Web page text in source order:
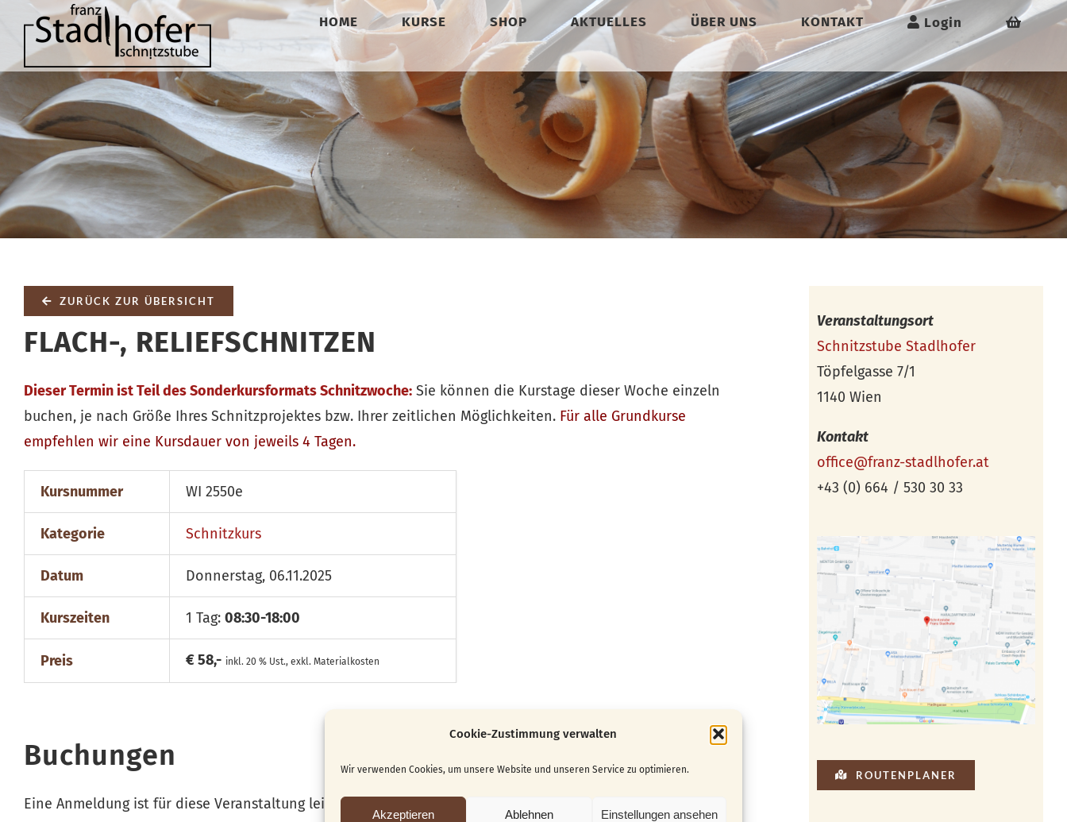
Cookie-Zustimmung verwalten
Wir verwenden Cookies, um unsere Website und unseren Service zu optimieren.
Akzeptieren Ablehnen Einstellungen ansehen
Inhalt
springen
HOME KURSE SHOP AKTUELLES ÜBER UNS KONTAKT Login
ZURÜCK ZUR ÜBERSICHT
FLACH-, RELIEFSCHNITZEN
Dieser Termin ist Teil des Sonderkursformats Schnitzwoche: Sie können die Kurstage dieser Woche einzeln
buchen, je nach Größe Ihres Schnitzprojektes bzw. Ihrer zeitlichen Möglichkeiten. Für alle Grundkurse
empfehlen wir eine Kursdauer von jeweils 4 Tagen.
Kursnummer WI 2550e
Kategorie Schnitzkurs
Datum Donnerstag, 06.11.2025
Kurszeiten 1 Tag: 08:30-18:00
Preis € 58,- inkl. 20 % Ust., exkl. Materialkosten
Buchungen
Eine Anmeldung ist für diese Veranstaltung leider nicht mehr möglich.
Veranstaltungsort
Schnitzstube Stadlhofer
Töpfelgasse 7/1
1140 Wien
Kontakt
office@franz-stadlhofer.at
+43 (0) 664 / 530 30 33
ROUTENPLANER